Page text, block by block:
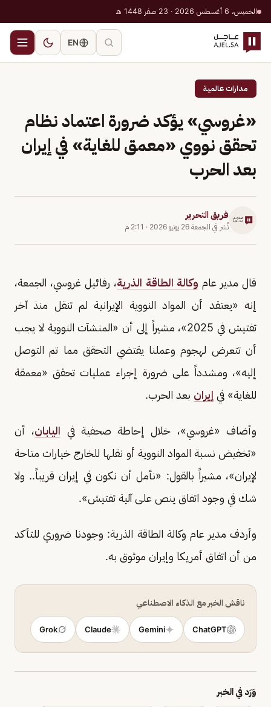
الخميس، 6 أغسطس 2026 · 23 صفر 1448 هـ
EN
مدارات عالمية
«غروسي» يؤكد ضرورة اعتماد نظام
تحقق نووي «معمق للغاية» في إيران
بعد الحرب
فريق التحرير
نُشر في الجمعة 26 يونيو 2026 · 2:11 م
قال مدير عام وكالة الطاقة الذرية، رفائيل غروسي، الجمعة،
إنه «يعتقد أن المواد النووية الإيرانية لم تنقل منذ آخر
تفتيش في 2025»، مشيراً إلى أن «المنشآت النووية لا يجب
أن تتعرض لهجوم وعملنا يقتضي التحقق مما تم التوصل
إليه»، ومشدداً على ضرورة إجراء عمليات تحقق «معمقة
للغاية» في إيران بعد الحرب.
وأضاف «غروسي»، خلال إحاطة صحفية في اليابان، أن
«تخفيض نسبة المواد النووية أو نقلها للخارج خيارات متاحة
لإيران»، مشيراً بالقول: «نأمل أن نكون في إيران قريباً.. ولا
شك في وجود اتفاق ينص على آلية تفتيش».
وأردف مدير عام وكالة الطاقة الذرية: وجودنا ضروري للتأكد
من أن اتفاق أمريكا وإيران موثوق به.
ناقش الخبر مع الذكاء الاصطناعي
ChatGPT
Gemini
Claude
Grok
وَرَد في الخبر